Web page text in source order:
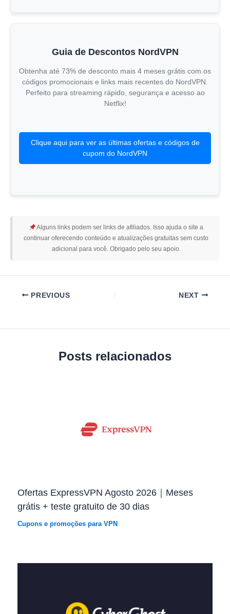
Guia de Descontos NordVPN
Obtenha até 73% de desconto mais 4 meses grátis com os
códigos promocionais e links mais recentes do NordVPN.
Perfeito para streaming rápido, segurança e acesso ao
Netflix!
Clique aqui para ver as últimas ofertas e códigos de
cupom do NordVPN
Alguns links podem ser links de afiliados. Isso ajuda o site a
continuar oferecendo conteúdo e atualizações gratuitas sem custo
adicional para você. Obrigado pelo seu apoio.
PREVIOUS NEXT
Posts relacionados
Ofertas ExpressVPN Agosto 2026｜Meses
grátis + teste gratuito de 30 dias
Cupons e promoções para VPN